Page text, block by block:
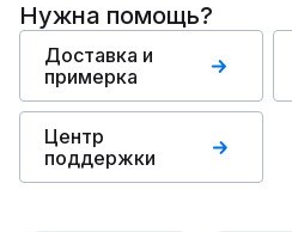
Нужна помощь?
Доставка и
примерка
Центр
поддержки